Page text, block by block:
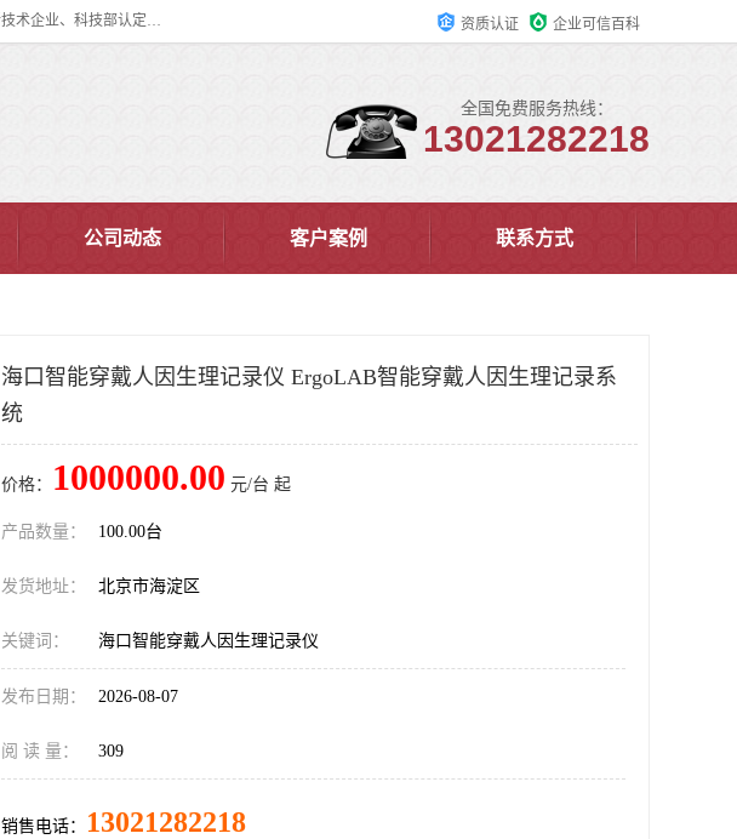
眼动仪多少钱?北京津发科技股份有限公司主营：事件相关电位仪、生理仪、肌电仪、脑电仪、皮电仪、眼动仪；是国家级高新技术企业、科技部认定的科技型中小企业和中关村高新技术企业，具备保密资格，具备自主进出口经营权；自主研发技术、产品与服务荣获多项省部级科学技术奖励、国家发明专利、国家软件著作权和省部级新技术新产品（服务）认证。 资质认证 企业可信百科
全国免费服务热线：
13021282218
公司动态 客户案例 联系方式
海口智能穿戴人因生理记录仪 ErgoLAB智能穿戴人因生理记录系
统
价格： 1000000.00 元/台 起
产品数量： 100.00台
发货地址： 北京市海淀区
关键词： 海口智能穿戴人因生理记录仪
发布日期： 2026-08-07
阅 读 量： 309
销售电话： 13021282218